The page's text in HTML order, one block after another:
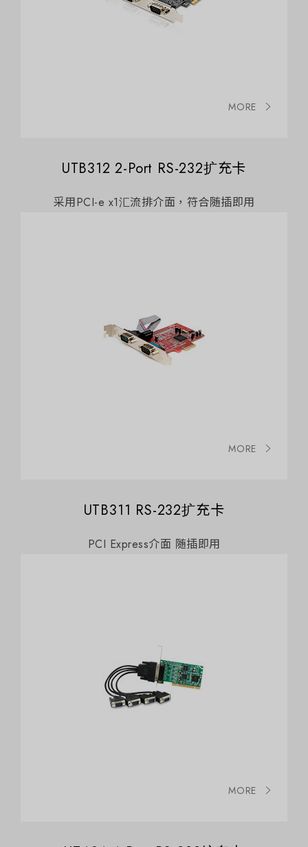
MORE
UTB312 2-Port RS-232扩充卡
采用PCI-e x1汇流排介面，符合随插即用
MORE
UTB311 RS-232扩充卡
PCI Express介面 随插即用
MORE